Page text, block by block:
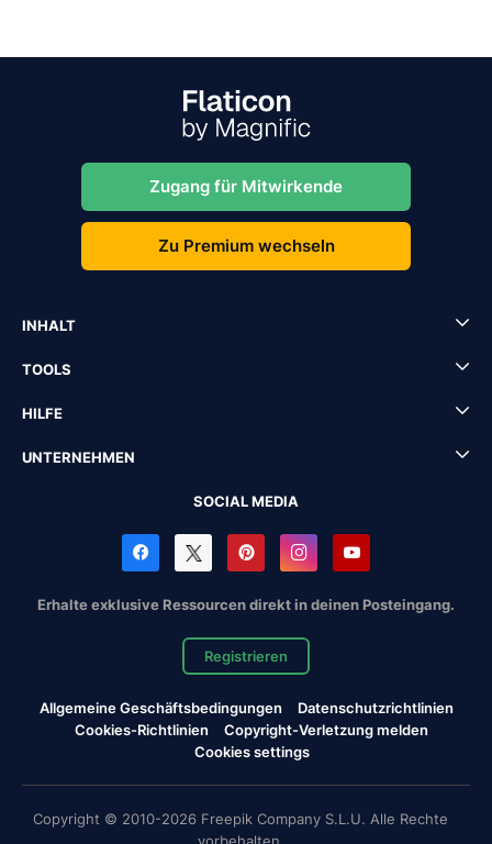
Zugang für Mitwirkende
Zu Premium wechseln
INHALT
TOOLS
HILFE
UNTERNEHMEN
SOCIAL MEDIA
Erhalte exklusive Ressourcen direkt in deinen Posteingang.
Registrieren
Allgemeine Geschäftsbedingungen
Datenschutzrichtlinien
Cookies-Richtlinien
Copyright-Verletzung melden
Cookies settings
Copyright © 2010-2026 Freepik Company S.L.U. Alle Rechte